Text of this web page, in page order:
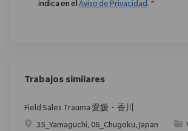
indica en el Aviso de Privacidad. *
Trabajos similares
Field Sales Trauma 愛媛・香川
Ubicación
35_Yamaguchi, 06_Chugoku, Japan